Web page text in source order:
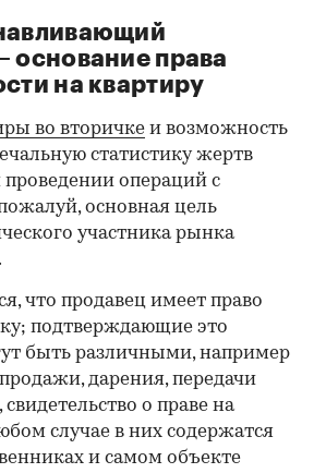
/ 00:00
основание права
на квартиру
во вторичке и возможность
статистику жертв
операций с
основная цель
участника рынка
что продавец имеет право
подтверждающие это
быть различными, например
дарения, передачи
о праве на
случае в них содержатся
и самом объекте